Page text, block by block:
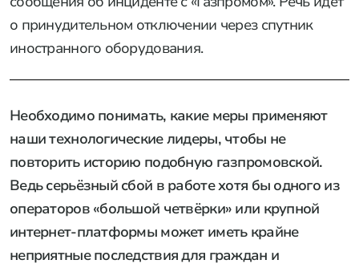
о принудительном отключении через спутник
иностранного оборудования.
Необходимо понимать, какие меры применяют
наши технологические лидеры, чтобы не
повторить историю подобную газпромовской.
Ведь серьёзный сбой в работе хотя бы одного из
операторов «большой четвёрки» или крупной
интернет-платформы может иметь крайне
неприятные последствия для граждан и